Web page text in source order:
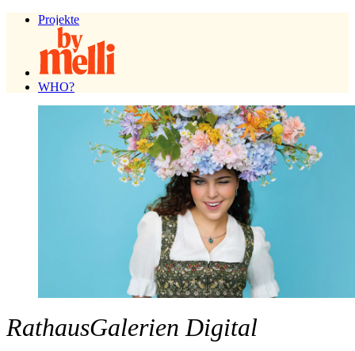
Projekte
Projekte
WHO?
RathausGalerien Digital